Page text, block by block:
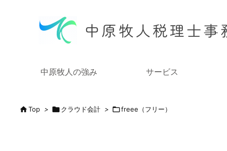
中原牧人の強み サービス
Top > クラウド会計 > freee（フリー）